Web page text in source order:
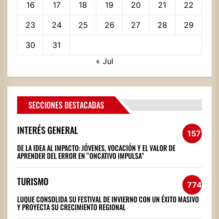
16 17 18 19 20 21 22
23 24 25 26 27 28 29
30
31
« Jul
SECCIONES DESTACADAS
INTERÉS GENERAL 1572
DE LA IDEA AL IMPACTO: JÓVENES, VOCACIÓN Y EL VALOR DE
APRENDER DEL ERROR EN “ONCATIVO IMPULSA”
TURISMO 774
LUQUE CONSOLIDA SU FESTIVAL DE INVIERNO CON UN ÉXITO MASIVO
Y PROYECTA SU CRECIMIENTO REGIONAL